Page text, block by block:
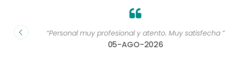
muy “Personal muy profesional y atento. Muy satisfecha ”
05-AGO-2026